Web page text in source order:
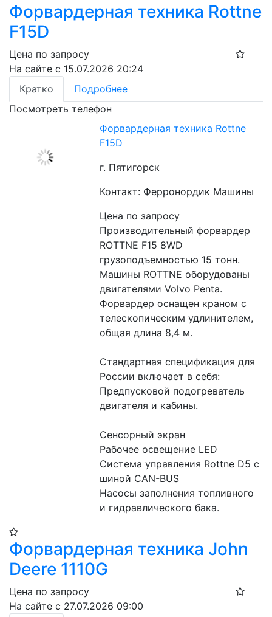
Форвардерная техника Rottne
F15D
Цена по запросу
На сайте с 15.07.2026 20:24
Кратко
Подробнее
Посмотреть телефон
Форвардерная техника Rottne
F15D
г. Пятигорск
Контакт: Ферронордик Машины
Цена по запросу
Производительный форвардер
ROTTNE F15 8WD
грузоподъемностью 15 тонн.
Машины ROTTNE оборудованы
двигателями Volvo Penta.
Форвардер оснащен краном с
телескопическим удлинителем,
общая длина 8,4 м.
Стандартная спецификация для
России включает в себя:
Предпусковой подогреватель
двигателя и кабины.
Сенсорный экран
Рабочее освещение LED
Система управления Rottne D5 c
шиной CAN-BUS
Насосы заполнения топливного
и гидравлического бака.
Форвардерная техника John
Deere 1110G
Цена по запросу
На сайте с 27.07.2026 09:00